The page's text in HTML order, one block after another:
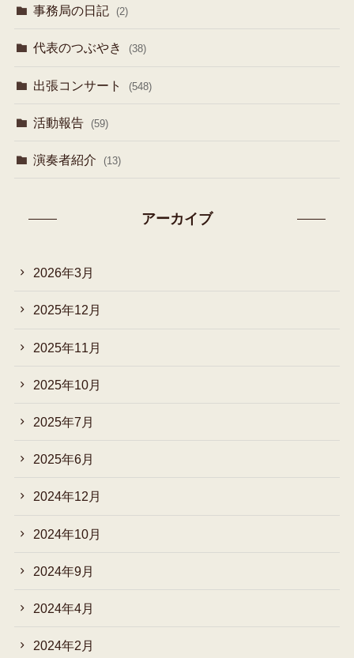
事務局の日記 (2)
代表のつぶやき (38)
出張コンサート (548)
活動報告 (59)
演奏者紹介 (13)
アーカイブ
2026年3月
2025年12月
2025年11月
2025年10月
2025年7月
2025年6月
2024年12月
2024年10月
2024年9月
2024年4月
2024年2月